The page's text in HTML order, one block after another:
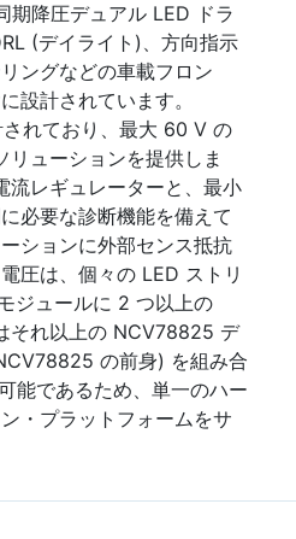
降圧デュアル LED ドラ
(デイライト)、方向指示
ングなどの車載フロン
設計されています。
れており、最大 60 V の
ューションを提供しま
流レギュレーターと、最小
必要な診断機能を備えて
ションに外部センス抵抗
圧は、個々の LED ストリ
ジュールに 2 つ以上の
それ以上の NCV78825 デ
の前身) を組み合
能であるため、単一のハー
・プラットフォームをサ